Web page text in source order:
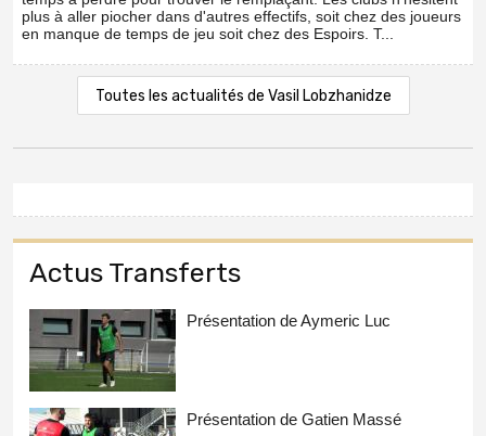
plus à aller piocher dans d'autres effectifs, soit chez des joueurs
en manque de temps de jeu soit chez des Espoirs. T...
Toutes les actualités de Vasil Lobzhanidze
Actus Transferts
Présentation de Aymeric Luc
Présentation de Gatien Massé